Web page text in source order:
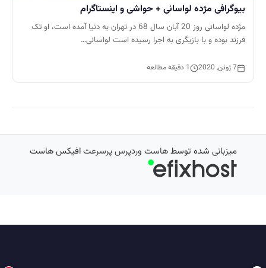
بیوگرافی مژده لواسانی + حواشی و اینستاگرام
مژده لواسانی روز 20 آبان سال 68 در تهران به دنیا آمده است، او تک
فرزند بوده و با بازیگری به اجرا رسیده است لواسانی…
7 ژوئن, 2020 1 دقیقه مطالعه
میزبانی شده توسطهاست وردپرس پرسرعتافیکس هاست